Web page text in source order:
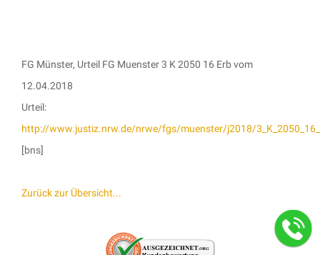
FG Münster, Urteil FG Muenster 3 K 2050 16 Erb vom
12.04.2018
Urteil:
http://www.justiz.nrw.de/nrwe/fgs/muenster/j2018/
[bns]
Zurück zur Übersicht...